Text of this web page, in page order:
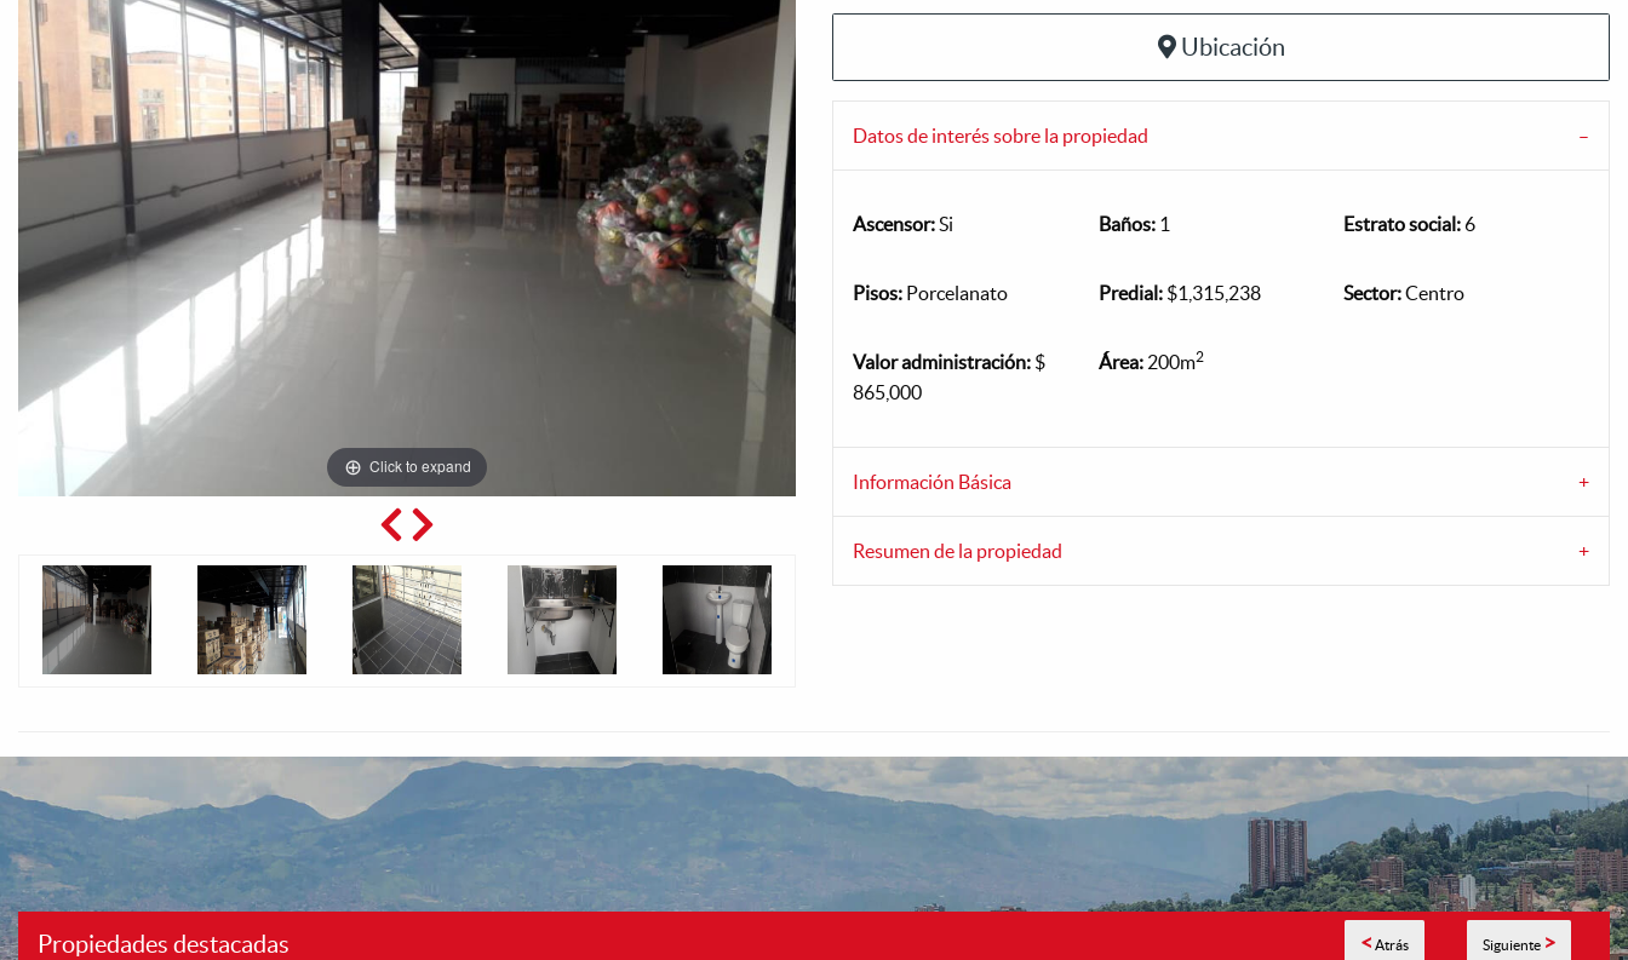
Click to expand
Ubicación
Datos de interés sobre la propiedad
Ascensor:Si Baños:1 Estrato social:6
Pisos: Porcelanato Predial:$1,315,238 Sector:Centro
Valor administración: $
865,000
Área:200m2
Información Básica
Resumen de la propiedad
Propiedades destacadas < Atrás Siguiente >